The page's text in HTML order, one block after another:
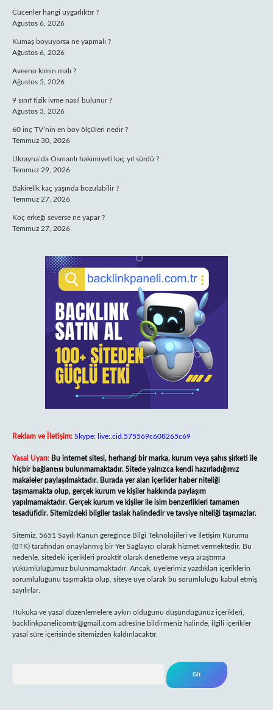
Cücenler hangi uygarlıktır ?
Ağustos 6, 2026
Kumaş boyuyorsa ne yapmalı ?
Ağustos 6, 2026
Aveeno kimin malı ?
Ağustos 5, 2026
9 sınıf fizik ivme nasıl bulunur ?
Ağustos 3, 2026
60 inç TV’nin en boy ölçüleri nedir ?
Temmuz 30, 2026
Ukrayna’da Osmanlı hakimiyeti kaç yıl sürdü ?
Temmuz 29, 2026
Bakirelik kaç yaşında bozulabilir ?
Temmuz 27, 2026
Koç erkeği severse ne yapar ?
Temmuz 27, 2026
Reklam ve İletişim: Skype: live:.cid.575569c608265c69
Yasal Uyarı: Bu internet sitesi, herhangi bir marka, kurum veya şahıs şirketi ile
hiçbir bağlantısı bulunmamaktadır. Sitede yalnızca kendi hazırladığımız
makaleler paylaşılmaktadır. Burada yer alan içerikler haber niteliği
taşımamakta olup, gerçek kurum ve kişiler hakkında paylaşım
yapılmamaktadır. Gerçek kurum ve kişiler ile isim benzerlikleri tamamen
tesadüfidir. Sitemizdeki bilgiler taslak halindedir ve tavsiye niteliği taşımazlar.
Sitemiz, 5651 Sayılı Kanun gereğince Bilgi Teknolojileri ve İletişim Kurumu
(BTK) tarafından onaylanmış bir Yer Sağlayıcı olarak hizmet vermektedir. Bu
nedenle, sitedeki içerikleri proaktif olarak denetleme veya araştırma
yükümlülüğümüz bulunmamaktadır. Ancak, üyelerimiz yazdıkları içeriklerin
sorumluluğunu taşımakta olup, siteye üye olarak bu sorumluluğu kabul etmiş
sayılırlar.
Hukuka ve yasal düzenlemelere aykırı olduğunu düşündüğünüz içerikleri,
backlinkpanelicomtr@gmail.com adresine bildirmeniz halinde, ilgili içerikler
yasal süre içerisinde sitemizden kaldırılacaktır.